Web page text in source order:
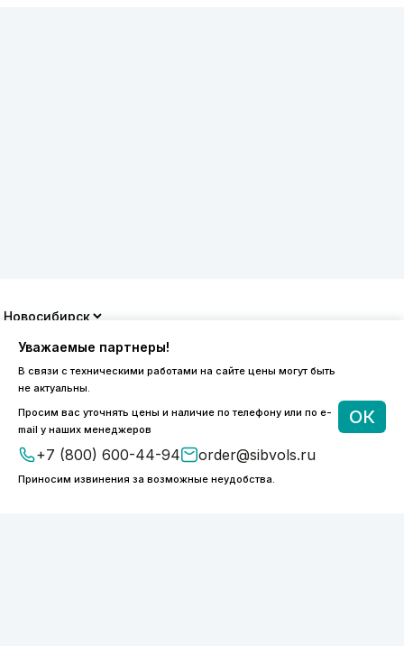
Уважаемые партнеры!
В связи с техническими работами на сайте цены могут быть
не актуальны.
Просим вас уточнять цены и наличие по телефону или по e-
mail у наших менеджеров
+7 (800) 600-44-94 order@sibvols.ru
Приносим извинения за возможные неудобства.
ОК
8 (800) 600-44-94
ПН-ПТ 9:00 - 18:00
order@sibvols.ru
О компании
Доставка и оплата